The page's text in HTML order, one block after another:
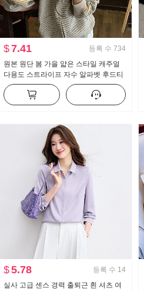
$7.41 등록 수 734
원본 원단 봄 가을 얇은 스타일 캐주얼
다용도 스트라이프 자수 알파벳 후드티
재킷
$5.78 등록 수 14
실사 고급 센스 경력 출퇴근 흰 셔츠 여